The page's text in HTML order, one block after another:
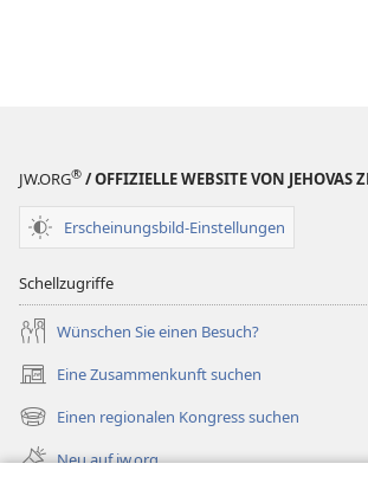
JW.ORG® / OFFIZIELLE WEBSITE VON JEHOVAS
Erscheinungsbild-Einstellungen
Schellzugriffe
Wünschen Sie einen Besuch?
Eine Zusammenkunft suchen
(öffnet
neues
Fenster)
Einen regionalen Kongress suchen
(öffnet
neues Neu auf jw.org